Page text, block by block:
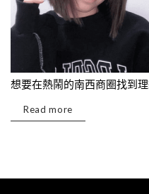
想要在熱鬧的南西商圈找到
Read more